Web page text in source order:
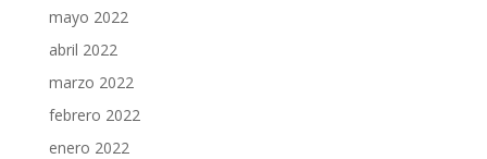
mayo 2022
abril 2022
marzo 2022
febrero 2022
enero 2022